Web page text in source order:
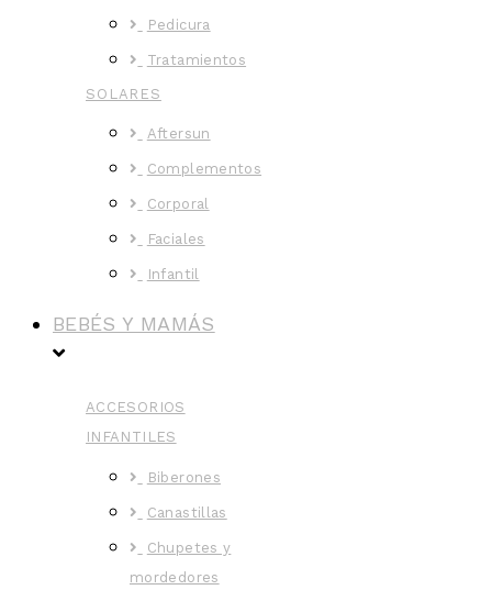
Pedicura
Tratamientos
SOLARES
Aftersun
Complementos
Corporal
Faciales
Infantil
BEBÉS Y MAMÁS
ACCESORIOS
INFANTILES
Biberones
Canastillas
Chupetes y
mordedores